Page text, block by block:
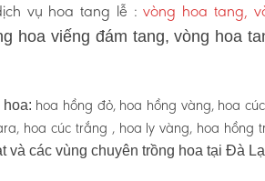
vụ hoa tang lễ :vòng hoa tang,
hoa viếng đám tang, vòng hoa
hoa hồng đỏ, hoa hồng vàng, hoa
hoa cúc trắng , hoa ly vàng, hoa hồng
các vùng chuyên trồng hoa tại Đà